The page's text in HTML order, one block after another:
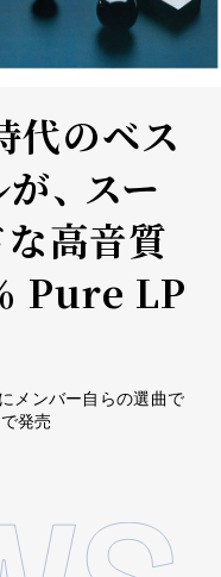
代のベス
、 スー
な高音質
Pure LP
メンバー自らの選曲で
発売